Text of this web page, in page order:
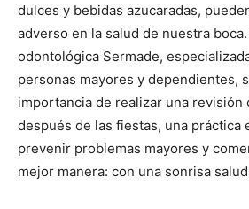
dulces y bebidas azucaradas,
adverso en la salud de nuestra
odontológica Sermade,
personas mayores y dependientes,
importancia de realizar una revisión
después de las fiestas, una práctica
prevenir problemas mayores y
mejor manera: con una sonrisa